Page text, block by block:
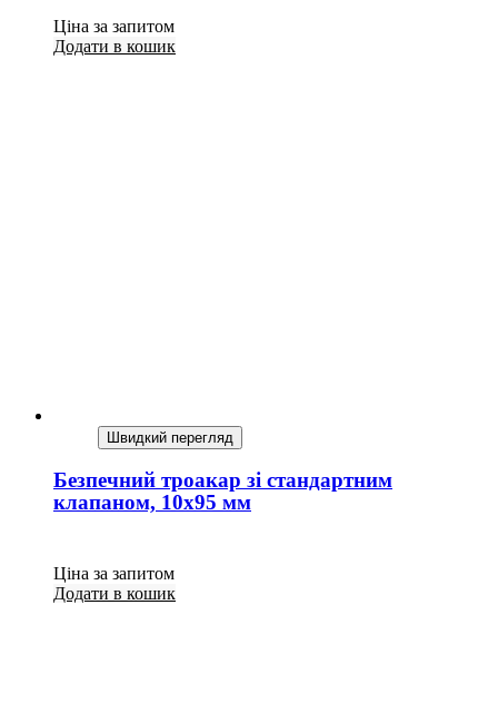
Ціна за запитом
Додати в кошик
Швидкий перегляд
Безпечний троакар зі стандартним
клапаном, 10х95 мм
Ціна за запитом
Додати в кошик